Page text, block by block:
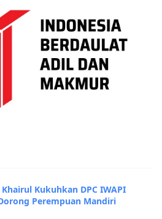
Kukuhkan DPC IWAPI
Perempuan Mandiri